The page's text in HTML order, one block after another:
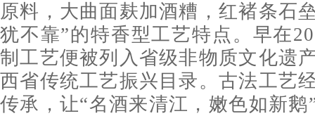
原料，大曲面麸加酒糟，红褚条石
犹不靠”的特香型工艺特点。早在
制工艺便被列入省级非物质文化遗
西省传统工艺振兴目录。古法工艺
传承，让“名酒来清江，嫩色如新鹅